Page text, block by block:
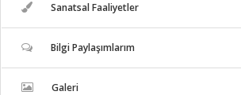
Sanatsal Faaliyetler
Bilgi Paylaşımlarım
Galeri